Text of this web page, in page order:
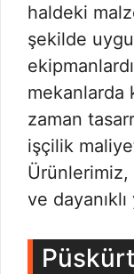
haldeki
şekilde
mekanlarda
zaman
işçilik
Ürünlerimiz,
ve dayanıklı